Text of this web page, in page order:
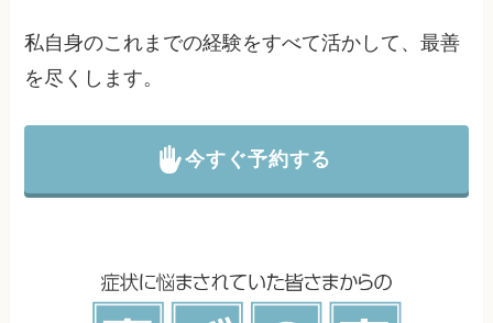
私自身のこれまでの経験をすべて活かして、最善
を尽くします。
今すぐ予約する